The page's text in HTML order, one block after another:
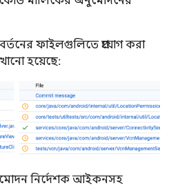
ফাইলগুলিতে প্রয়োগ করা
হয়েছে:
নির্দেশক আইকনসহ